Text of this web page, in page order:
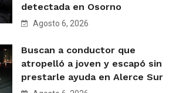
detectada en Osorno
Agosto 6, 2026
Buscan a conductor que
atropelló a joven y escapó sin
prestarle ayuda en Alerce Sur